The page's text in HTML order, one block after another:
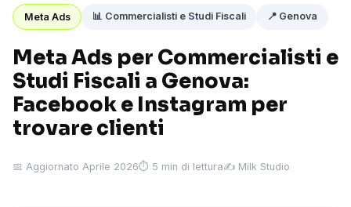
Meta Ads 📊 Commercialisti e Studi Fiscali 📍 Genova
Meta Ads per Commercialisti e
Studi Fiscali a Genova:
Facebook e Instagram per
trovare clienti
📅 Aggiornato Aprile 2026⏱ 5 min di lettura✍️ Milk Studio